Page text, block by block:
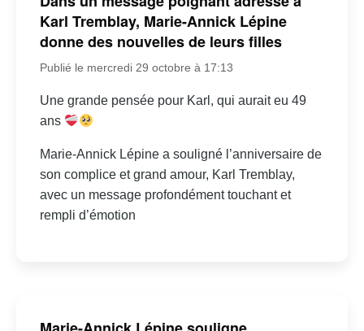
Karl Tremblay, Marie-Annick Lépine
donne des nouvelles de leurs filles
Publié le mercredi 29 octobre à 17:13
Une grande pensée pour Karl, qui aurait eu 49
ans
Marie-Annick Lépine a souligné l’anniversaire de
son complice et grand amour, Karl Tremblay,
avec un message profondément touchant et
rempli d’émotion